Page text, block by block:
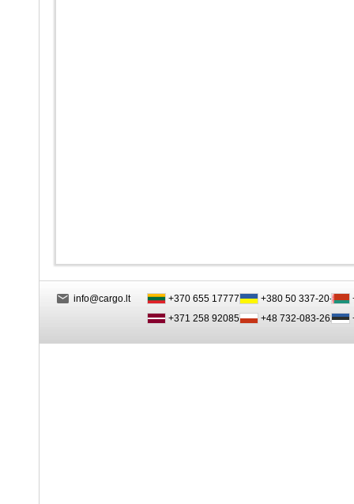
info@cargo.lt
+370 655 17777
+371 258 92085
+380 50 337-20-47
+48 732-083-262